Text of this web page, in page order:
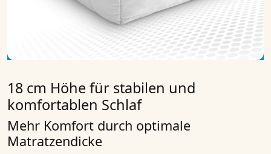
18 cm Höhe für stabilen und
komfortablen Schlaf
Mehr Komfort durch optimale
Matratzendicke